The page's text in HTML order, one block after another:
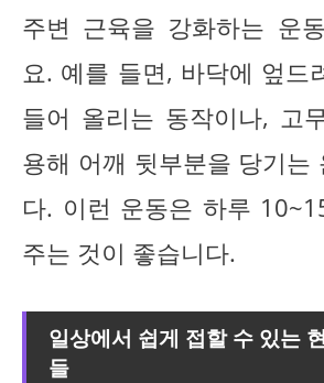
주변 근육을 강화하는 운
요. 예를 들면, 바닥에 엎드
들어 올리는 동작이나, 고
용해 어깨 뒷부분을 당기는
다. 이런 운동은 하루
주는 것이 좋습니다.
일상에서 쉽게 접할 수 있는
들